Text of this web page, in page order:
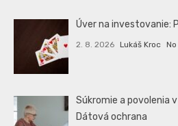
Úver na investovanie:
2. 8. 2026 Lukáš Kroc
Súkromie a povolenia
Dátová ochrana